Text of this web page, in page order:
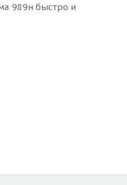
989н быстро и